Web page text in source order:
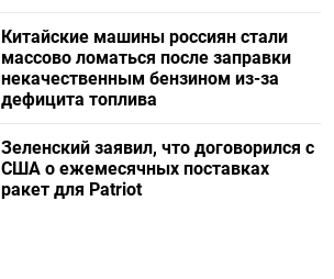
Китайские машины россиян стали
массово ломаться после заправки
некачественным бензином из-за
дефицита топлива
Зеленский заявил, что договорился с
США о ежемесячных поставках
ракет для Patriot